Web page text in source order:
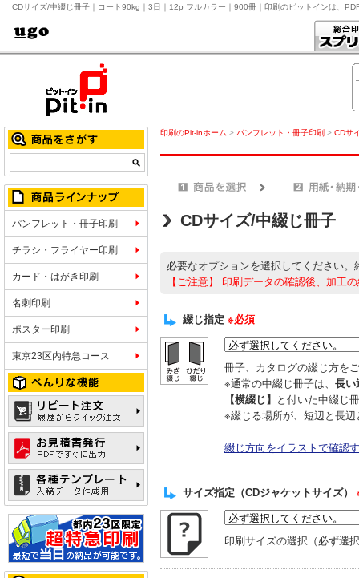
CDサイズ/中綴じ冊子｜コート90kg｜3日｜12p フルカラー｜900冊｜印刷のピットインは、
パンフレット・冊子印刷
チラシ・フライヤー印刷
カード・はがき印刷
名刺印刷
ポスター印刷
東京23区内特急コース
印刷のPit-inホーム > パンフレット・冊子印刷 > CDサ
CDサイズ/中綴じ冊子
必要なオプションを選択してください。
【ご注意】
印刷データの確認後、加工
綴じ指定 ※必須
冊子、カタログの綴じ方を
※通常の中綴じ冊子は、 長い
【横綴じ】
と付いた中綴じ
※綴じる場所が、短辺と長
綴じ方向をイラストで確認
サイズ指定（CDジャケットサイズ）
印刷サイズの選択（必ず選